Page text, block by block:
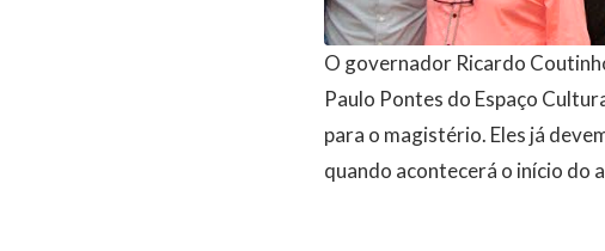
O governador Ricardo
Paulo Pontes do Espaço
para o magistério. Eles já
quando acontecerá o início do